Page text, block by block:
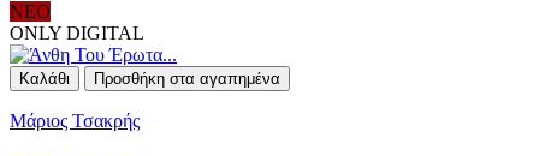
ΝΕΟ
ONLY DIGITAL
Καλάθι Προσθήκη στα αγαπημένα
Μάριος Τσακρής